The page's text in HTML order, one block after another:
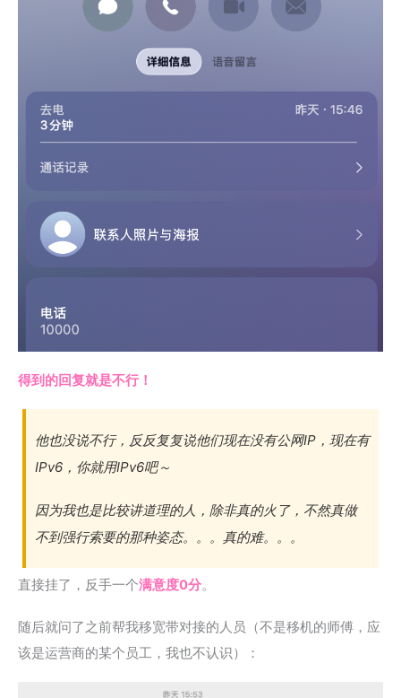
得到的回复就是不行！
他也没说不行，反反复复说他们现在没有公网IP，现在有
IPv6，你就用IPv6吧～
因为我也是比较讲道理的人，除非真的火了，不然真做
不到强行索要的那种姿态。。。真的难。。。
直接挂了，反手一个满意度0分。
随后就问了之前帮我移宽带对接的人员（不是移机的师傅，应
该是运营商的某个员工，我也不认识）：